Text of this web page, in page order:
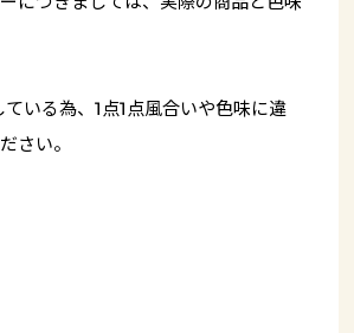
いる為、1点1点風合いや色味に違
さい。